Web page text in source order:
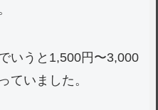
いうと1,500円〜3,000
ていました。